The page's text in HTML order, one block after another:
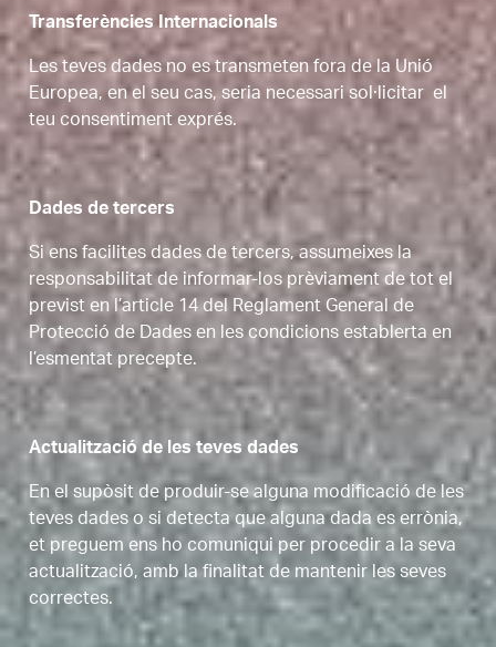
Transferències Internacionals
Les teves dades no es transmeten fora de la Unió
Europea, en el seu cas, seria necessari sol·licitar el
teu consentiment exprés.
Dades de tercers
Si ens facilites dades de tercers, assumeixes la
responsabilitat de informar-los prèviament de tot el
previst en l’article 14 del Reglament General de
Protecció de Dades en les condicions establerta en
l’esmentat precepte.
Actualització de les teves dades
En el supòsit de produir-se alguna modificació de les
teves dades o si detecta que alguna dada es errònia,
et preguem ens ho comuniqui per procedir a la seva
actualització, amb la finalitat de mantenir les seves
correctes.